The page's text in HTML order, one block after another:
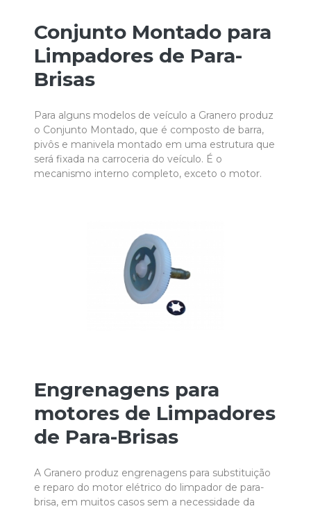
Conjunto Montado para
Limpadores de Para-
Brisas
Para alguns modelos de veículo a Granero produz
o Conjunto Montado, que é composto de barra,
pivôs e manivela montado em uma estrutura que
será fixada na carroceria do veículo. É o
mecanismo interno completo, exceto o motor.
Engrenagens para
motores de Limpadores
de Para-Brisas
A Granero produz engrenagens para substituição
e reparo do motor elétrico do limpador de para-
brisa, em muitos casos sem a necessidade da